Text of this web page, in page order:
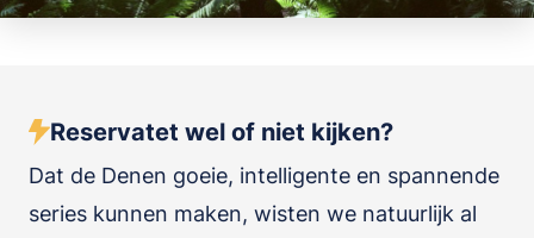
Reservatet wel of niet kijken?
Dat de Denen goeie, intelligente en spannende
series kunnen maken, wisten we natuurlijk al